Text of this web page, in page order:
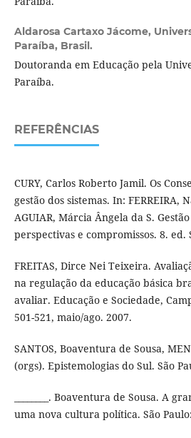
Aldarosa Cartaxo Jácome,
Paraíba, Brasil.
Doutoranda em Educação pela
Paraíba.
REFERÊNCIAS
CURY, Carlos Roberto Jamil. Os
gestão dos sistemas. In: FERREIRA,
AGUIAR, Márcia Ângela da S.
perspectivas e compromissos. 8. ed.
FREITAS, Dirce Nei Teixeira.
na regulação da educação básica
avaliar. Educação e Sociedade,
501-521, maio/ago. 2007.
SANTOS, Boaventura de Sousa,
(orgs). Epistemologias do Sul. São
________. Boaventura de Sousa. A
uma nova cultura política. São